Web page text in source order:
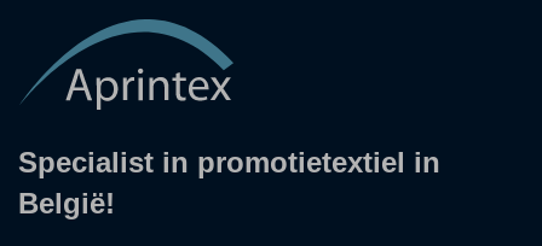
Specialist in promotietextiel in
België!